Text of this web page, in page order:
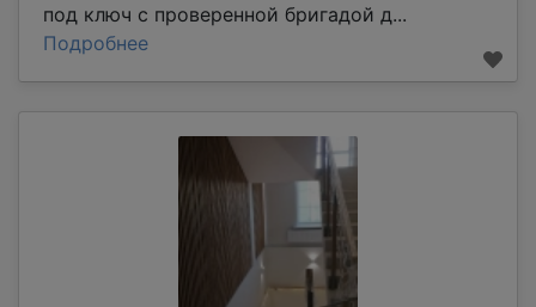
под ключ с проверенной бригадой д...
Подробнее